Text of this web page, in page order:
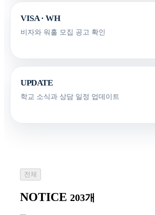
VISA · WH
비자와 워홀 모집 공고 확인
UPDATE
학교 소식과 상담 일정 업데이트
전체
NOTICE203개